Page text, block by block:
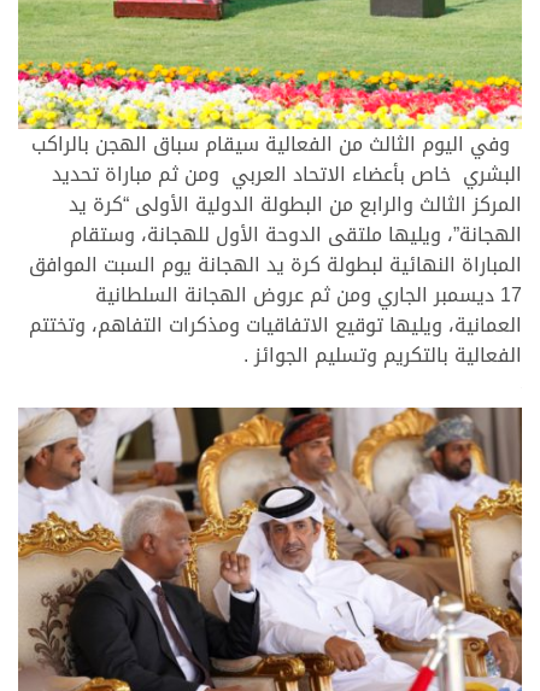
وفي اليوم الثالث من الفعالية سيقام سباق الهجن بالراكب
البشري خاص بأعضاء الاتحاد العربي ومن ثم مباراة تحديد
المركز الثالث والرابع من البطولة الدولية الأولى “كرة يد
الهجانة”، ويليها ملتقى الدوحة الأول للهجانة، وستقام
المباراة النهائية لبطولة كرة يد الهجانة يوم السبت الموافق
17 ديسمبر الجاري ومن ثم عروض الهجانة السلطانية
العمانية، ويليها توقيع الاتفاقيات ومذكرات التفاهم، وتختتم
الفعالية بالتكريم وتسليم الجوائز .